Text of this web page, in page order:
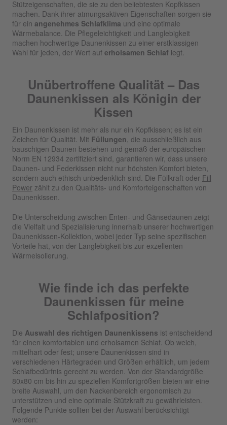
Stützeigenschaften, die sie zu den beliebtesten Kopfkissen
machen. Dank ihrer atmungsaktiven Eigenschaften sorgen sie
für ein angenehmes Schlafklima und eine optimale
Wärmebalance. Die Pflegeleichtigkeit und Langlebigkeit
machen hochwertige Daunenkissen zu einer erstklassigen
Wahl für jeden, der Wert auf erholsamen Schlaf legt.
Unübertroffene Qualität – Das
Daunenkissen als Königin der
Kissen
Ein Daunenkissen ist mehr als nur ein Kopfkissen; es ist ein
Zeichen für Qualität. Mit Füllungen , die ausschließlich aus
bauschigen Daunen bestehen und gemäß der europäischen
Norm EN 12934 zertifiziert sind, garantieren wir, dass unsere
Daunen- und Federkissen nicht nur höchsten Komfort bieten,
sondern auch ethisch unbedenklich sind. Die Füllkraft oder Fill
Power zählt zu den Qualitäts- und Komforteigenschaften von
Daunenkissen.
Die Unterscheidung zwischen Enten- und Gänsedaunen zeigt
die Vielfalt und Spezialisierung innerhalb unserer hochwertigen
Daunenkissen-Kollektion, wobei jeder Typ seine spezifischen
Vorteile hat, von der Langlebigkeit bis zur exzellenten
Wärmeisolierung.
Wie finde ich das perfekte
Daunenkissen für meine
Schlafposition?
Die Auswahl des richtigen Daunenkissens ist entscheidend
für einen komfortablen und erholsamen Schlaf. Ob weich,
mittelhart oder fest; unsere Daunenkissen sind in
verschiedenen Härtegraden und Größen erhältlich, um jedem
Schlafbedürfnis gerecht zu werden. Von der Standardgröße
80x80 cm bis hin zu speziellen Komfortgrößen bieten wir eine
breite Auswahl, um den Nackenbereich ergonomisch zu
unterstützen und eine optimale Stützkraft zu gewährleisten.
Folgende Punkte sollten bei der Auswahl berücksichtigt
werden: